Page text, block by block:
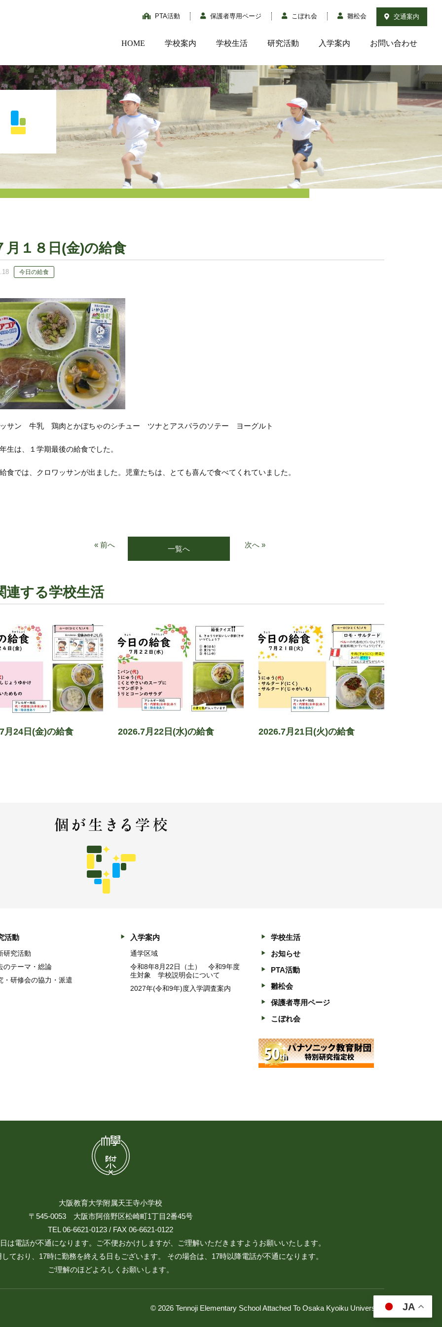
PTA活動 保護者専用ページ こぼれ会 雛松会 交通案内
HOME 学校案内 学校生活 研究活動 入学案内 お問い合わせ
月１８日(金)の給食
今日の給食
サン 牛乳 鶏肉とかぼちゃのシチュー ツナとアスパラのソテー ヨーグルト
生は、１学期最後の給食でした。
食では、クロワッサンが出ました。児童たちは、とても喜んで食べてくれていました。
« 前へ 一覧へ 次へ »
連する学校生活
月24日(金)の給食 2026.7月22日(水)の給食 2026.7月21日(火)の給食
活動
研究活動
のテーマ・総論
・研修会の協力・派遣
入学案内
通学区域
令和8年8月22日（土） 令和9年度
生対象 学校説明会について
2027年(令和9年)度入学調査案内
学校生活
お知らせ
PTA活動
雛松会
保護者専用ページ
こぼれ会
大阪教育大学附属天王寺小学校
〒545-0053 大阪市阿倍野区松崎町1丁目2番45号
TEL 06-6621-0123 / FAX 06-6621-0122
は電話が不通になります。ご不便おかけしますが、ご理解いただきますようお願いいたします。
ており、17時に勤務を終える日もございます。 その場合は、17時以降電話が不通になります。
ご理解のほどよろしくお願いします。
© 2026 Tennoji Elementary School Attached To Osaka Kyoiku University. JA